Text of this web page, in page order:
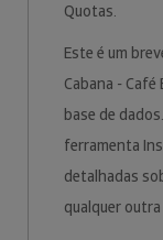
Quotas.
Este é um
Cabana -
base de
ferramenta
detalhadas
qualquer